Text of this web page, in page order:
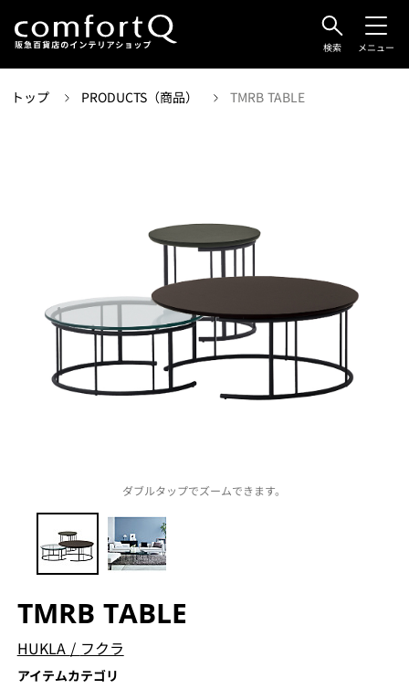
検索 メニュー
トップ PRODUCTS（商品） TMRB TABLE
ダブルタップでズームできます。
TMRB TABLE
HUKLA / フクラ
アイテムカテゴリ